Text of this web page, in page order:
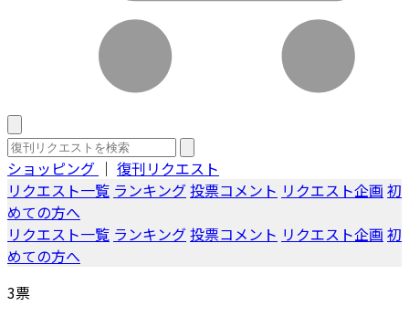
ショッピング ｜ 復刊リクエスト
リクエスト一覧 ランキング投票コメント リクエスト企画 初
めての方へ
リクエスト一覧 ランキング投票コメント リクエスト企画 初
めての方へ
3票